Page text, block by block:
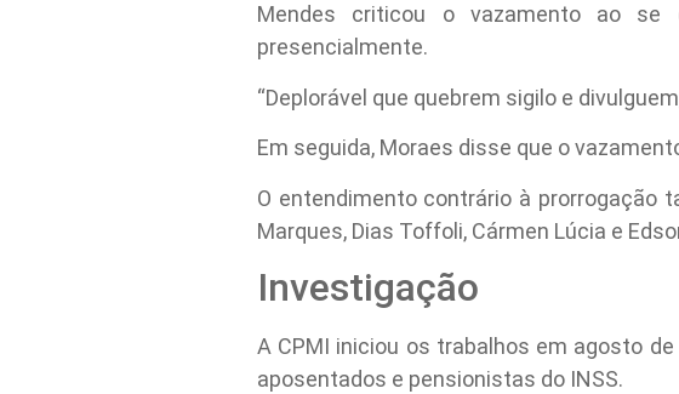
Mendes criticou o vazamento ao se
presencialmente.
“Deplorável que quebrem sigilo e
Em seguida, Moraes disse que o
O entendimento contrário à prorrogação
Marques, Dias Toffoli, Cármen Lúcia e
Investigação
A CPMI iniciou os trabalhos em agosto
aposentados e pensionistas do INSS.